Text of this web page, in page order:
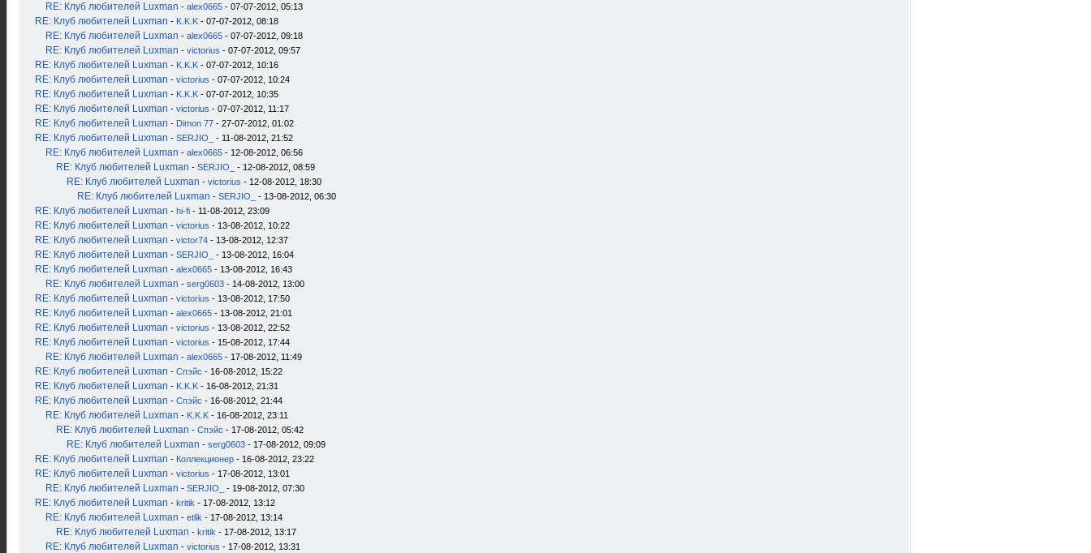
RE: Клуб любителей Luxman - alex0665 - 07-07-2012, 05:13
RE: Клуб любителей Luxman - K.K.K - 07-07-2012, 08:18
RE: Клуб любителей Luxman - alex0665 - 07-07-2012, 09:18
RE: Клуб любителей Luxman - victorius - 07-07-2012, 09:57
RE: Клуб любителей Luxman - K.K.K - 07-07-2012, 10:16
RE: Клуб любителей Luxman - victorius - 07-07-2012, 10:24
RE: Клуб любителей Luxman - K.K.K - 07-07-2012, 10:35
RE: Клуб любителей Luxman - victorius - 07-07-2012, 11:17
RE: Клуб любителей Luxman - Dimon 77 - 27-07-2012, 01:02
RE: Клуб любителей Luxman - SERJIO_ - 11-08-2012, 21:52
RE: Клуб любителей Luxman - alex0665 - 12-08-2012, 06:56
RE: Клуб любителей Luxman - SERJIO_ - 12-08-2012, 08:59
RE: Клуб любителей Luxman - victorius - 12-08-2012, 18:30
RE: Клуб любителей Luxman - SERJIO_ - 13-08-2012, 06:30
RE: Клуб любителей Luxman - hi-fi - 11-08-2012, 23:09
RE: Клуб любителей Luxman - victorius - 13-08-2012, 10:22
RE: Клуб любителей Luxman - victor74 - 13-08-2012, 12:37
RE: Клуб любителей Luxman - SERJIO_ - 13-08-2012, 16:04
RE: Клуб любителей Luxman - alex0665 - 13-08-2012, 16:43
RE: Клуб любителей Luxman - serg0603 - 14-08-2012, 13:00
RE: Клуб любителей Luxman - victorius - 13-08-2012, 17:50
RE: Клуб любителей Luxman - alex0665 - 13-08-2012, 21:01
RE: Клуб любителей Luxman - victorius - 13-08-2012, 22:52
RE: Клуб любителей Luxman - victorius - 15-08-2012, 17:44
RE: Клуб любителей Luxman - alex0665 - 17-08-2012, 11:49
RE: Клуб любителей Luxman - Спэйс - 16-08-2012, 15:22
RE: Клуб любителей Luxman - K.K.K - 16-08-2012, 21:31
RE: Клуб любителей Luxman - Спэйс - 16-08-2012, 21:44
RE: Клуб любителей Luxman - K.K.K - 16-08-2012, 23:11
RE: Клуб любителей Luxman - Спэйс - 17-08-2012, 05:42
RE: Клуб любителей Luxman - serg0603 - 17-08-2012, 09:09
RE: Клуб любителей Luxman - Коллекционер - 16-08-2012, 23:22
RE: Клуб любителей Luxman - victorius - 17-08-2012, 13:01
RE: Клуб любителей Luxman - SERJIO_ - 19-08-2012, 07:30
RE: Клуб любителей Luxman - kritik - 17-08-2012, 13:12
RE: Клуб любителей Luxman - etlik - 17-08-2012, 13:14
RE: Клуб любителей Luxman - kritik - 17-08-2012, 13:17
RE: Клуб любителей Luxman - victorius - 17-08-2012, 13:31